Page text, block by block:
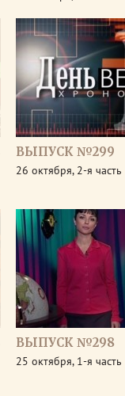
ВЫПУСК №299
26 октября, 2-я часть
ВЫПУСК №298
25 октября, 1-я часть